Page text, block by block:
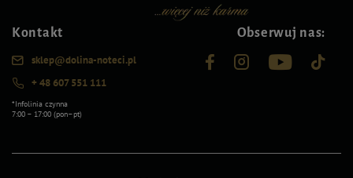
Kontakt
sklep@dolina-noteci.pl
+ 48 607 551 111
*Infolinia czynna
7:00 – 17:00 (pon–pt)
Obserwuj nas: